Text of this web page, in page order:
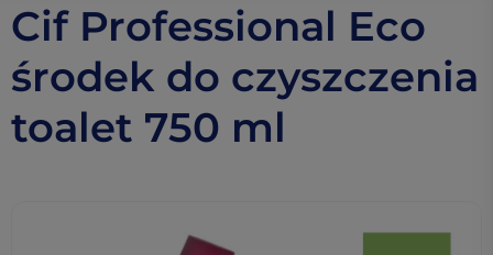
Cif Professional Eco
środek do czyszczenia
toalet 750 ml